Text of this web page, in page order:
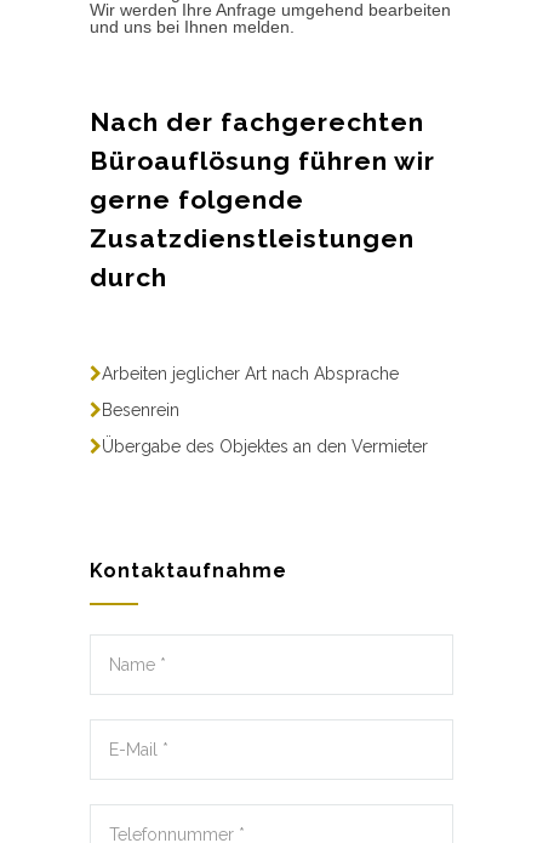
Wir werden Ihre Anfrage umgehend bearbeiten
und uns bei Ihnen melden.
Nach der fachgerechten
Büroauflösung führen wir
gerne folgende
Zusatzdienstleistungen
durch
Arbeiten jeglicher Art nach Absprache
Besenrein
Übergabe des Objektes an den Vermieter
Kontaktaufnahme